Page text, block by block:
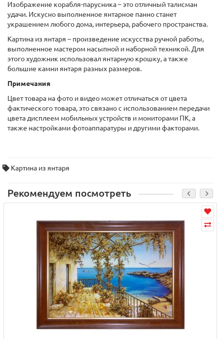
Изображение корабля-парусника – это отличный талисман
удачи. Искусно выполненное янтарное панно станет
украшением любого дома, интерьера, рабочего пространства.
Картина из янтаря – произведение искусства ручной работы,
выполненное мастером насыпной и наборной техникой. Для
этого художник использовал янтарную крошку, а также
большие камни янтаря разных размеров.
Примечания
Цвет товара на фото и видео может отличаться от цвета
фактического товара, это связано с использованием передачи
цвета дисплеем мобильных устройств и мониторами ПК, а
также настройками фотоаппаратуры и другими факторами.
Картина из янтаря
Рекомендуем посмотреть